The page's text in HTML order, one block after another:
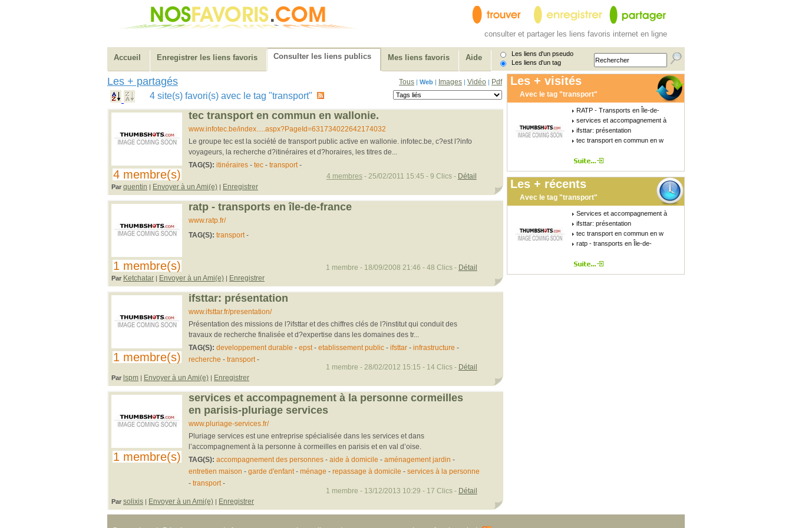
consulter et partager les liens favoris internet en ligne
Accueil Enregistrer les liens favoris Consulter les liens publics Mes liens favoris Aide
Les liens d'un pseudo
Les liens d'un tag
Les + partagés Tous | Web | Images | Vidéo | Pdf
4 site(s) favori(s) avec le tag "transport"
4 membre(s)
tec transport en commun en wallonie.
www.infotec.be/index.....aspx?PageId=631734022642174032
Le groupe tec est la société de transport public active en wallonie. infotec.be, c?est l?info
voyageurs, la recherche d?itinéraires et d?horaires, les titres de...
TAG(S): itinéraires- tec - transport-
Par quentin | Envoyer à un Ami(e) | Enregistrer
4 membres- 25/02/2011 15:45 - 9 Clics - Détail
1 membre(s)
ratp - transports en île-de-france
www.ratp.fr/
TAG(S): transport-
Par Ketchatar | Envoyer à un Ami(e) | Enregistrer
1 membre - 18/09/2008 21:46 - 48 Clics - Détail
1 membre(s)
ifsttar: présentation
www.ifsttar.fr/presentation/
Présentation des missions de l?ifsttar et des chiffres clés de l?institut qui conduit des
travaux de recherche finalisée et d?expertise dans les domaines des tr...
TAG(S): developpement durable - epst- etablissement public- ifsttar- infrastructure -
recherche - transport-
Par lspm | Envoyer à un Ami(e) | Enregistrer
1 membre - 28/02/2012 15:15 - 14 Clics - Détail
1 membre(s)
services et accompagnement à la personne cormeilles
en parisis-pluriage services
www.pluriage-services.fr/
Pluriage services est une entreprise spécialisée dans les services et dans
l’accompagnement à la personne à cormeilles en parisis et en val d’oise.
TAG(S): accompagnement des personnes- aide à domicile - aménagement jardin -
entretien maison - garde d'enfant- ménage - repassage à domicile - services à la personne
- transport-
Par solixis | Envoyer à un Ami(e) | Enregistrer
1 membre - 13/12/2013 10:29 - 17 Clics - Détail
Les + visités
Avec le tag "transport"
RATP - Transports en Île-de-
services et accompagnement à
ifsttar: présentation
tec transport en commun en w
Les + récents
Avec le tag "transport"
Services et accompagnement à
ifsttar: présentation
tec transport en commun en w
ratp - transports en Île-de-